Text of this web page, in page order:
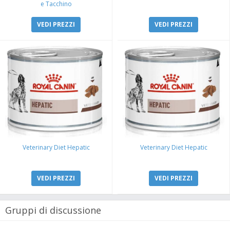
e Tacchino
VEDI PREZZI VEDI PREZZI
Veterinary Diet Hepatic
VEDI PREZZI
Veterinary Diet Hepatic
VEDI PREZZI
Gruppi di discussione